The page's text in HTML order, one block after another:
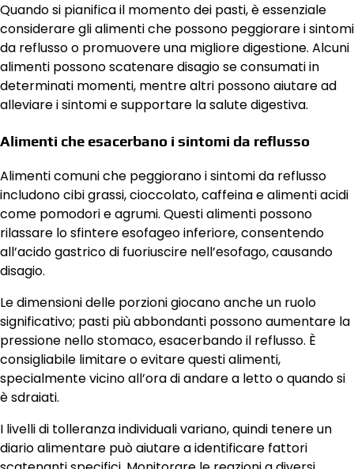
Quando si pianifica il momento dei pasti, è essenziale
considerare gli alimenti che possono peggiorare i sintomi
da reflusso o promuovere una migliore digestione. Alcuni
alimenti possono scatenare disagio se consumati in
determinati momenti, mentre altri possono aiutare ad
alleviare i sintomi e supportare la salute digestiva.
Alimenti che esacerbano i sintomi da reflusso
Alimenti comuni che peggiorano i sintomi da reflusso
includono cibi grassi, cioccolato, caffeina e alimenti acidi
come pomodori e agrumi. Questi alimenti possono
rilassare lo sfintere esofageo inferiore, consentendo
all’acido gastrico di fuoriuscire nell’esofago, causando
disagio.
Le dimensioni delle porzioni giocano anche un ruolo
significativo; pasti più abbondanti possono aumentare la
pressione nello stomaco, esacerbando il reflusso. È
consigliabile limitare o evitare questi alimenti,
specialmente vicino all’ora di andare a letto o quando si
è sdraiati.
I livelli di tolleranza individuali variano, quindi tenere un
diario alimentare può aiutare a identificare fattori